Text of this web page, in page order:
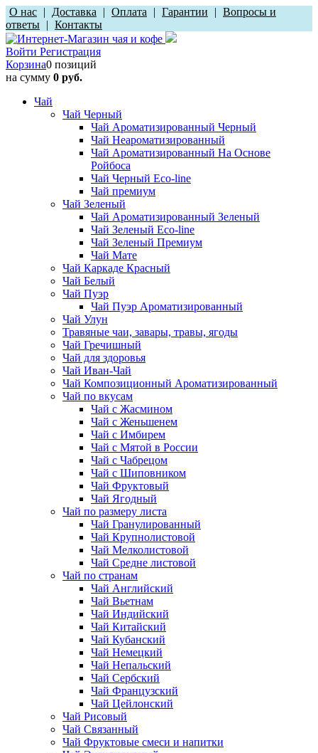
О нас | Доставка | Оплата | Гарантии | Вопросы и
ответы | Контакты
Войти Регистрация
Корзина0 позиций
на сумму 0 руб.
Чай
Чай Черный
Чай Ароматизированный Черный
Чай Неароматизированный
Чай Ароматизированный На Основе
Ройбоса
Чай Черный Eco-line
Чай премиум
Чай Зеленый
Чай Ароматизированный Зеленый
Чай Зеленый Eco-line
Чай Зеленый Премиум
Чай Мате
Чай Каркаде Красный
Чай Белый
Чай Пуэр
Чай Пуэр Ароматизированный
Чай Улун
Травяные чаи, завары, травы, ягоды
Чай Гречишный
Чай для здоровья
Чай Иван-Чай
Чай Композиционный Ароматизированный
Чай по вкусам
Чай с Жасмином
Чай с Женьшенем
Чай с Имбирем
Чай с Мятой в России
Чай с Чабрецом
Чай с Шиповником
Чай Фруктовый
Чай Ягодный
Чай по размеру листа
Чай Гранулированный
Чай Крупнолистовой
Чай Мелколистовой
Чай Средне листовой
Чай по странам
Чай Английский
Чай Вьетнам
Чай Индийский
Чай Китайский
Чай Кубанский
Чай Немецкий
Чай Непальский
Чай Сербский
Чай Французский
Чай Цейлонский
Чай Рисовый
Чай Связанный
Чай Фруктовые смеси и напитки